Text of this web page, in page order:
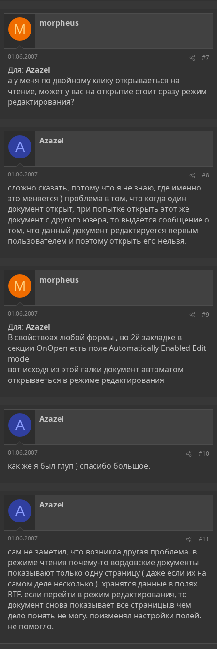
M morpheus
01.06.2007 #7
Для: Azazel
а у меня по двойному клику открываеться на
чтение, может у вас на открытие стоит сразу режим
редактирования?
A Azazel
01.06.2007 #8
сложно сказать, потому что я не знаю, где именно
это меняется ) проблема в том, что когда один
документ открыт, при попытке открыть этот же
документ с другого юзера, то выдается сообщение о
том, что данный документ редактируется первым
пользователем и поэтому открыть его нельзя.
M morpheus
01.06.2007 #9
Для: Azazel
В свойствоах любой формы , во 2й закладке в
секции OnOpen есть поле Automatically Enabled Edit
mode
вот исходя из этой галки документ автоматом
открываеться в режиме редактирования
A Azazel
01.06.2007 #10
как же я был глуп ) спасибо большое.
A Azazel
01.06.2007 #11
сам не заметил, что возникла другая проблема. в
режиме чтения почему-то вордовские документы
показывают только одну страницу ( даже если их на
самом деле несколько ). хранятся данные в полях
RTF. если перейти в режим редактирования, то
документ снова показывает все страницы.в чем
дело понять не могу. поизменял настройки полей.
не помогло.